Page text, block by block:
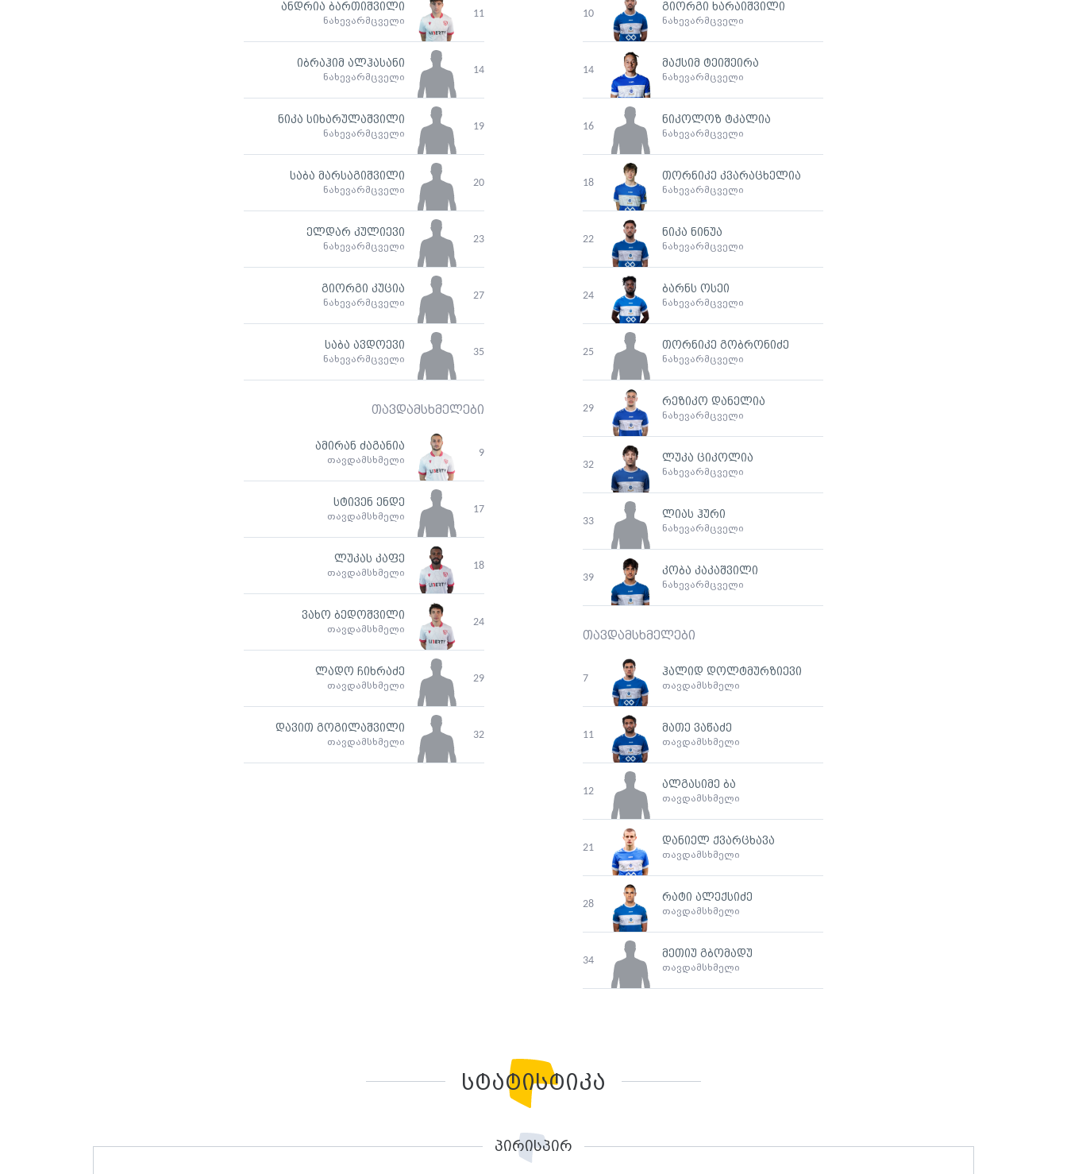
11
ანდრია ბართიშვილი
ნახევარმცველი
14
იბრაჰიმ ალჰასანი
ნახევარმცველი
19
ნიკა სიხარულაშვილი
ნახევარმცველი
20
საბა მარსაგიშვილი
ნახევარმცველი
23
ელდარ კულიევი
ნახევარმცველი
27
გიორგი კუცია
ნახევარმცველი
35
საბა ავდოევი
ნახევარმცველი
თავდამსხმელები
9
ამირან ძაგანია
თავდამსხმელი
17
სტივენ ენდე
თავდამსხმელი
18
ლუკას კაფე
თავდამსხმელი
24
ვახო ბედოშვილი
თავდამსხმელი
29
ლადო ჩიხრაძე
თავდამსხმელი
32
დავით გოგილაშვილი
თავდამსხმელი
10
გიორგი ხარაიშვილი
ნახევარმცველი
14
მაქსიმ ტეიშეირა
ნახევარმცველი
16
ნიკოლოზ ტკალია
ნახევარმცველი
18
თორნიკე კვარაცხელია
ნახევარმცველი
22
ნიკა ნინუა
ნახევარმცველი
24
ბარნს ოსეი
ნახევარმცველი
25
თორნიკე გობრონიძე
ნახევარმცველი
29
რეზიკო დანელია
ნახევარმცველი
32
ლუკა ციკოლია
ნახევარმცველი
33
ლიას ჰური
ნახევარმცველი
39
კობა კაკაშვილი
ნახევარმცველი
თავდამსხმელები
7
ჰალიდ დოლტმურზიევი
თავდამსხმელი
11
მათე ვაწაძე
თავდამსხმელი
12
ალგასიმე ბა
თავდამსხმელი
21
დანიელ ქვარცხავა
თავდამსხმელი
28
რატი ალექსიძე
თავდამსხმელი
34
მეთიუ გბომადუ
თავდამსხმელი
სტატისტიკა
პირისპირ